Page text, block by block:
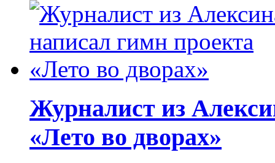
Журналист из
«Лето во дворах»